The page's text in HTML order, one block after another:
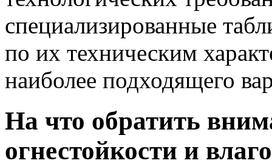
специализированные
по их техническим
наиболее подходящего
На что обратить
огнестойкости и